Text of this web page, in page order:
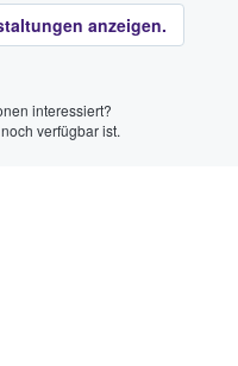
anzeigen.
interessiert?
verfügbar ist.